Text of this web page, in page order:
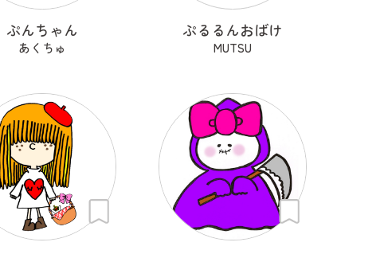
ぷんちゃん
あくちゅ
ぷるるんおばけ
MUTSU